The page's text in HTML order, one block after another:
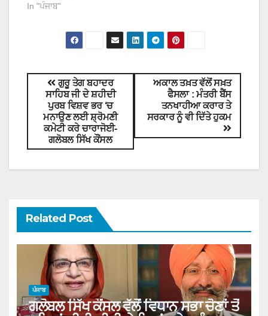
In "ਪੰਜਾਬ"
ਅਕਾਲ ਤਖ਼ਤ ਵੱਲੋਂ ਸਖ਼ਤ
ਫੈਸਲਾ : ਮੰਤਰੀ ਬੈਂਸ
ਤਨਖਾਹੀਆ ਕਰਾਰ ਤੇ
ਸਰਕਾਰ ਨੂੰ ਵੀ ਦਿੱਤੇ ਹੁਕਮ
ਗੁਰੂ ਤੇਗ ਬਹਾਦਰ
ਸਾਹਿਬ ਜੀ ਦੇ ਸ਼ਹੀਦੀ
ਪੁਰਬ ਵਿਸ਼ਵ ਭਰ ‘ਚ
ਮਨਾਉਣ ਲਈ ਸ਼੍ਰੋਮਣੀ
ਕਮੇਟੀ ਕਰੇ ਚਾਰਾਜੋਈ-
ਗਲੋਬਲ ਸਿੱਖ ਕੌਂਸਲ
Related Post
ਪੰਜਾਬ
ਗਲੋਬਲ ਸਿੱਖ ਕੌਂਸਲ ਵੱਲੋਂ ਵਿਧਾਨ ਸਭਾ ਚੋਣਾਂ ਤੋਂ